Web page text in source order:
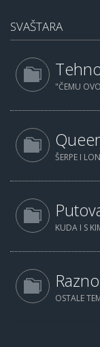
SVAŠTARA
"ČEMU
ŠERPE I
KUDA I S
Razno
OSTALE